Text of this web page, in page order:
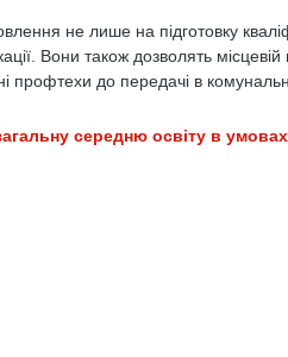
не лише на підготовку
Вони також дозволять місцевій
до передачі в
середню освіту в